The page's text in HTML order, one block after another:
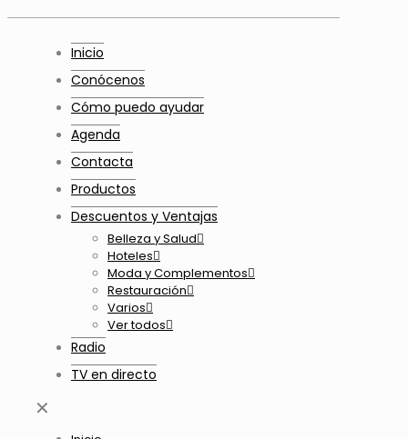
Inicio
Conócenos
Cómo puedo ayudar
Agenda
Contacta
Productos
Descuentos y Ventajas
Belleza y Salud
Hoteles
Moda y Complementos
Restauración
Varios
Ver todos
Radio
TV en directo
✕